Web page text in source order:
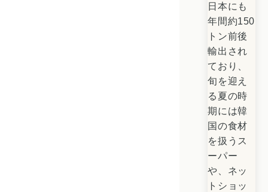
日本にも
年間約150
トン前後
輸出され
ており、
旬を迎え
る夏の時
期には韓
国の食材
を扱うス
ーパー
や、ネッ
トショッ